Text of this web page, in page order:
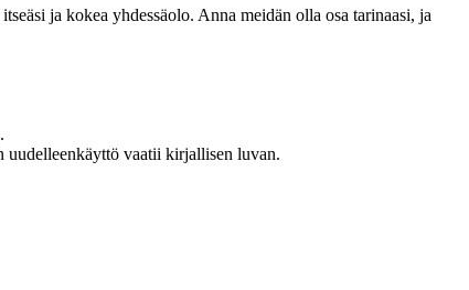
ja kokea yhdessäolo. Anna meidän olla osa tarinaasi, ja
uudelleenkäyttö vaatii kirjallisen luvan.